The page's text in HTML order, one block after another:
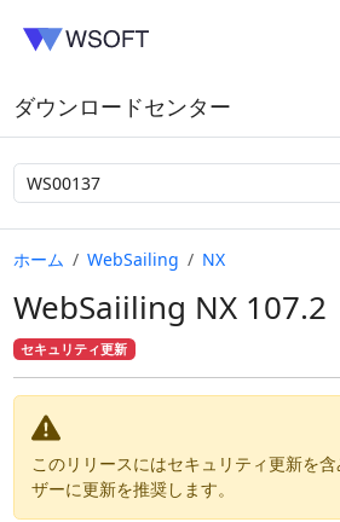
ダウンロードセンター
ホーム WebSailing NX
WebSaiiling NX 107.2
セキュリティ更新
このリリースにはセキュリティ更新を
ザーに更新を推奨します。